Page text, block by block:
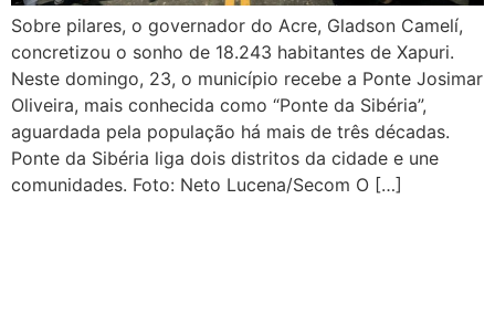
Sobre pilares, o governador do Acre, Gladson Camelí,
concretizou o sonho de 18.243 habitantes de Xapuri.
Neste domingo, 23, o município recebe a Ponte Josimar
Oliveira, mais conhecida como “Ponte da Sibéria”,
aguardada pela população há mais de três décadas.
Ponte da Sibéria liga dois distritos da cidade e une
comunidades. Foto: Neto Lucena/Secom O […]